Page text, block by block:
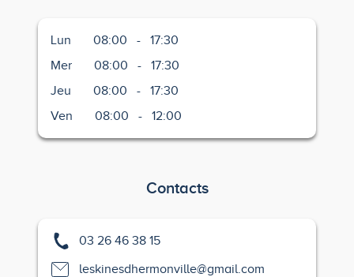
Lun 08:00 -
17:30
Mer
08:00 -
17:30
Jeu
08:00 -
17:30
Ven
08:00 - 12:00
Contacts
03 26 46 38 15
leskinesdhermonville@gmail.com